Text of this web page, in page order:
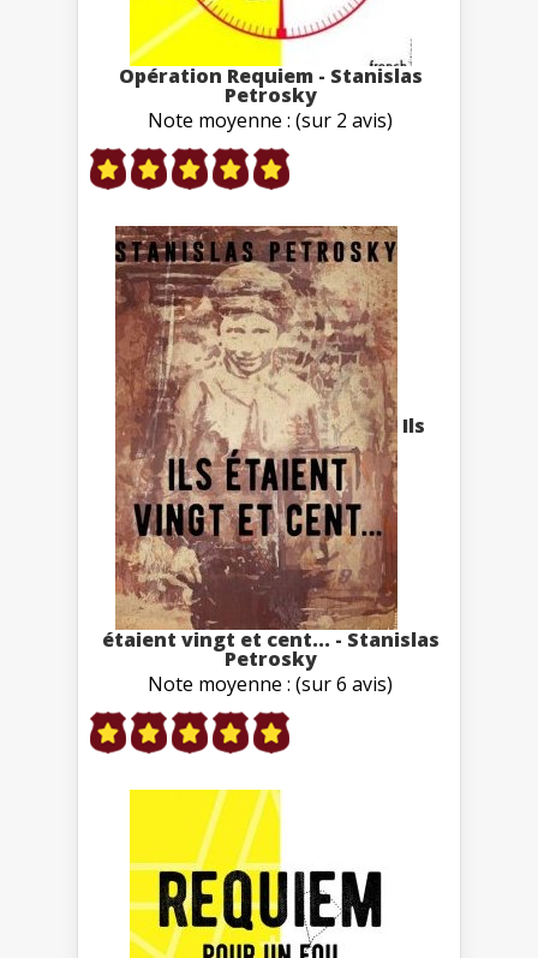
Opération Requiem - Stanislas
Petrosky
Note moyenne : (sur 2 avis)
Ils
étaient vingt et cent... - Stanislas
Petrosky
Note moyenne : (sur 6 avis)